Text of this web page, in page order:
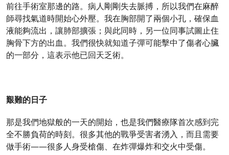
前往手術室那邊的路。病人剛剛失去脈搏，所以我們在麻醉
師尋找氣道時開始心外壓。我在胸部開了兩個小孔，確保血
液能夠流出，讓肺部擴張；與此同時，另一位同事試圖止住
胸骨下方的出血。我們很快就知道子彈可能擊中了傷者心臟
的一部分，這表示他已回天乏術。
艱難的日子
那是我們地獄般的一天的開始，也是我們醫療隊首次感到完
全不勝負荷的時刻。很多其他的戰爭受害者湧入，而且需要
做手術——很多人身受槍傷、在炸彈爆炸和交火中受傷。